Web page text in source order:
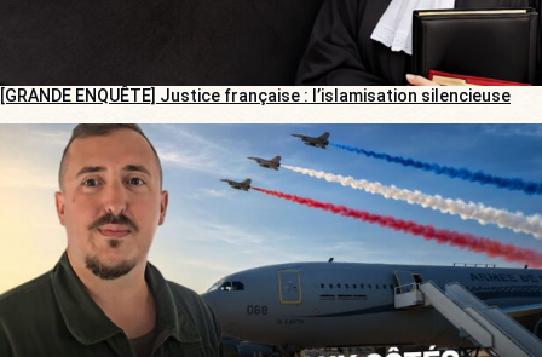
[GRANDE ENQUÊTE] Justice française : l’islamisation silencieuse